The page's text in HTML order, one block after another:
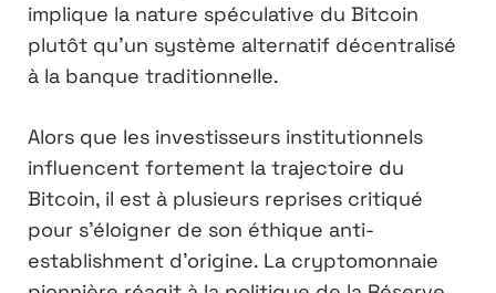
implique la nature spéculative du Bitcoin
plutôt qu’un système alternatif décentralisé
à la banque traditionnelle.
Alors que les investisseurs institutionnels
influencent fortement la trajectoire du
Bitcoin, il est à plusieurs reprises critiqué
pour s’éloigner de son éthique anti-
establishment d’origine. La cryptomonnaie